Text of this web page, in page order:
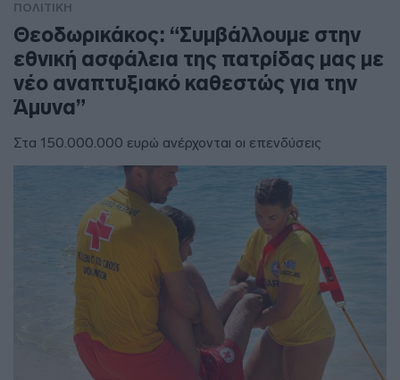
ΠΟΛΙΤΙΚΗ
Θεοδωρικάκος: “Συμβάλλουμε στην
εθνική ασφάλεια της πατρίδας μας με
νέο αναπτυξιακό καθεστώς για την
Άμυνα”
Στα 150.000.000 ευρώ ανέρχονται οι επενδύσεις